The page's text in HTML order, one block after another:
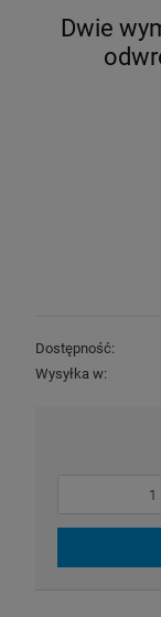
Dwie
Dostępność:
Wysyłka w: